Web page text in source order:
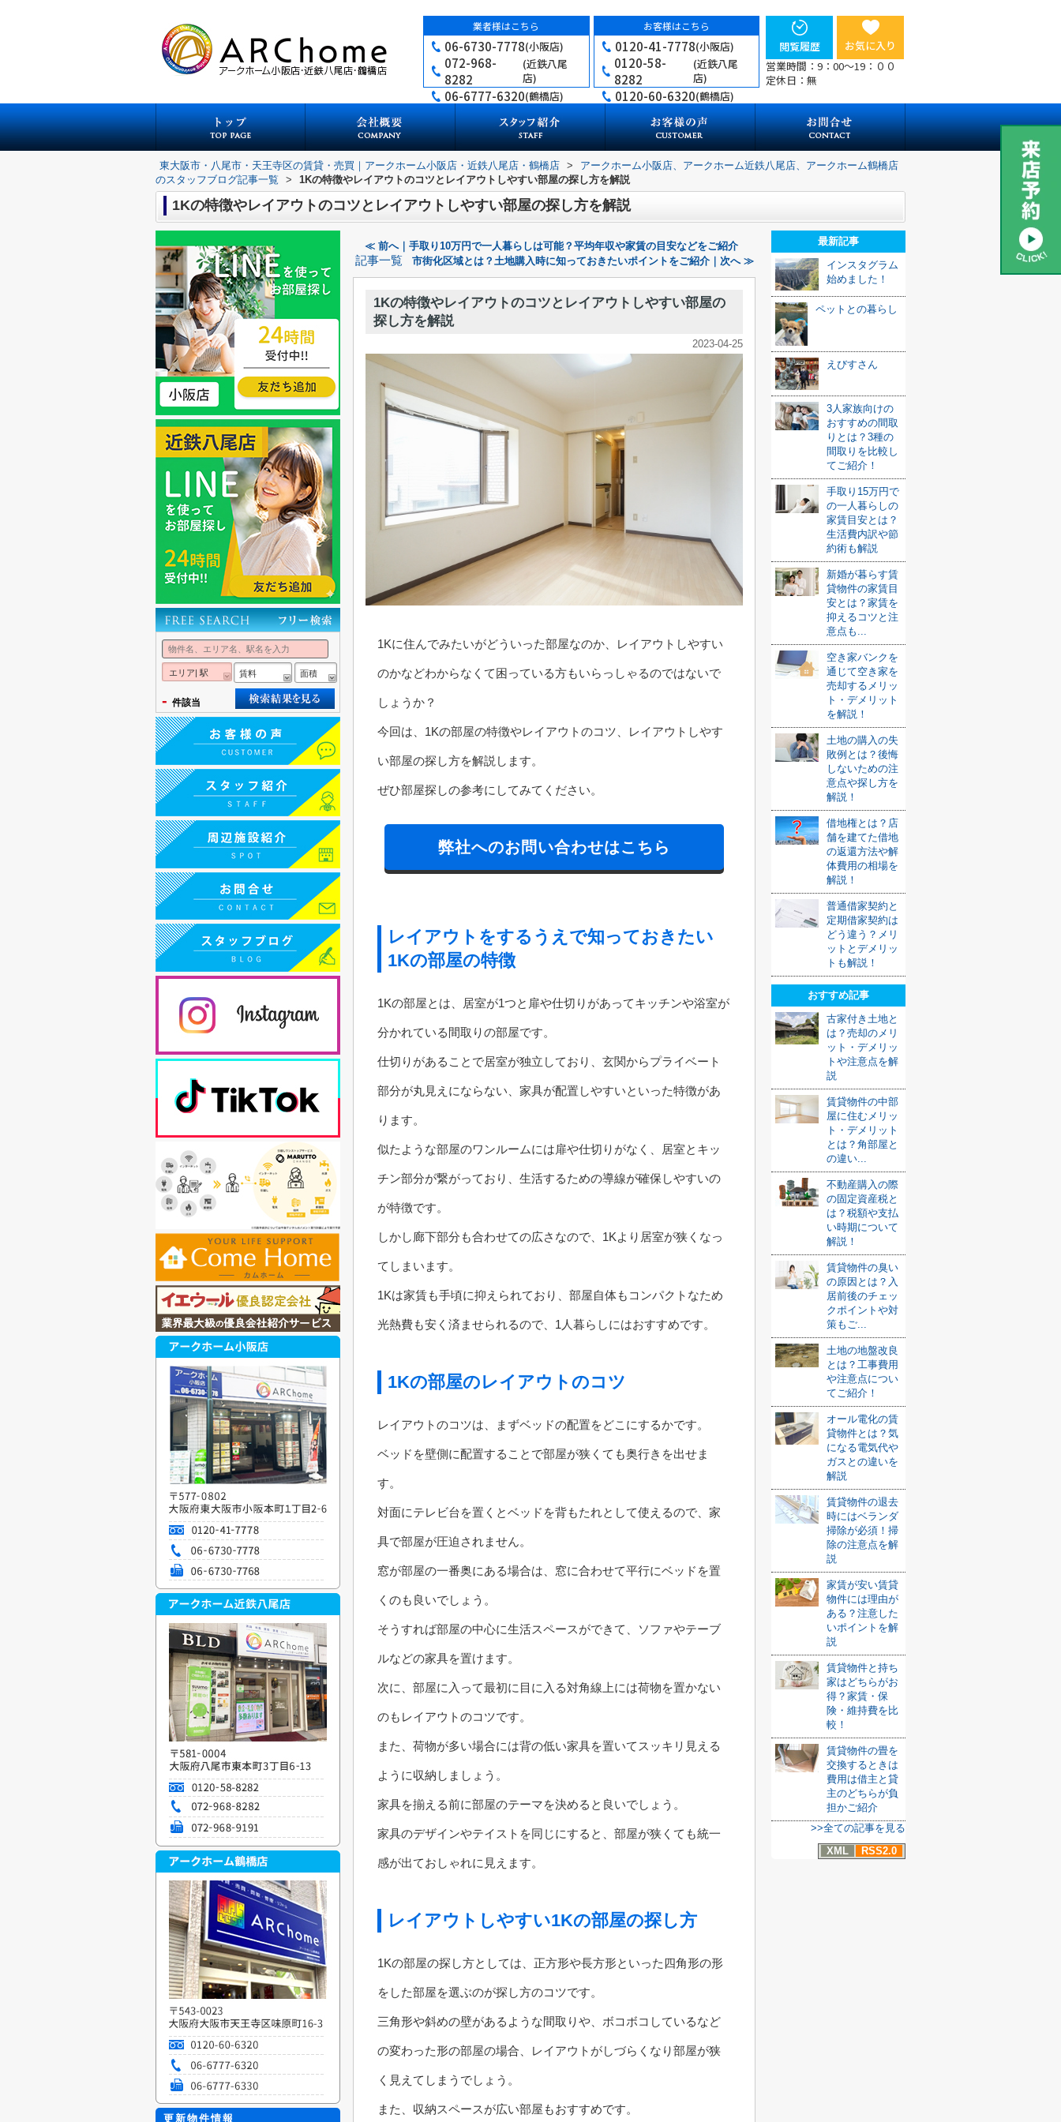
業者様はこちら
06-6730-7778(小阪店)
072-968-
8282
(近鉄八尾
店)
06-6777-6320(鶴橋店)
お客様はこちら
0120-41-7778(小阪店)
0120-58-
8282
(近鉄八尾
店)
0120-60-6320(鶴橋店)
閲覧履歴
お気に入り
営業時間：9：00～19：００
定休日：無
東大阪市・八尾市・天王寺区の賃貸・売買｜アークホーム小阪店・近鉄八尾店・鶴橋店 >
アークホーム小阪店、アークホーム近鉄八尾店、アークホーム鶴橋店
のスタッフブログ記事一覧
> 1Kの特徴やレイアウトのコツとレイアウトしやすい部屋の探し方を解説
1Kの特徴やレイアウトのコツとレイアウトしやすい部屋の探し方を解説
≪ 前へ｜手取り10万円で一人暮らしは可能？平均年収や家賃の目安などをご紹介
記事一覧 市街化区域とは？土地購入時に知っておきたいポイントをご紹介｜次へ ≫
1Kの特徴やレイアウトのコツとレイアウトしやすい部屋の
探し方を解説
2023-04-25
1Kに住んでみたいがどういった部屋なのか、レイアウトしやすい
のかなどわからなくて困っている方もいらっしゃるのではないで
しょうか？
今回は、1Kの部屋の特徴やレイアウトのコツ、レイアウトしやす
い部屋の探し方を解説します。
ぜひ部屋探しの参考にしてみてください。
弊社へのお問い合わせはこちら
レイアウトをするうえで知っておきたい
1Kの部屋の特徴
1Kの部屋とは、居室が1つと扉や仕切りがあってキッチンや浴室が
分かれている間取りの部屋です。
仕切りがあることで居室が独立しており、玄関からプライベート
部分が丸見えにならない、家具が配置しやすいといった特徴があ
ります。
似たような部屋のワンルームには扉や仕切りがなく、居室とキッ
チン部分が繋がっており、生活するための導線が確保しやすいの
が特徴です。
しかし廊下部分も合わせての広さなので、1Kより居室が狭くなっ
てしまいます。
1Kは家賃も手頃に抑えられており、部屋自体もコンパクトなため
光熱費も安く済ませられるので、1人暮らしにはおすすめです。
1Kの部屋のレイアウトのコツ
レイアウトのコツは、まずベッドの配置をどこにするかです。
ベッドを壁側に配置することで部屋が狭くても奥行きを出せま
す。
対面にテレビ台を置くとベッドを背もたれとして使えるので、家
具で部屋が圧迫されません。
窓が部屋の一番奥にある場合は、窓に合わせて平行にベッドを置
くのも良いでしょう。
そうすれば部屋の中心に生活スペースができて、ソファやテーブ
ルなどの家具を置けます。
次に、部屋に入って最初に目に入る対角線上には荷物を置かない
のもレイアウトのコツです。
また、荷物が多い場合には背の低い家具を置いてスッキリ見える
ように収納しましょう。
家具を揃える前に部屋のテーマを決めると良いでしょう。
家具のデザインやテイストを同じにすると、部屋が狭くても統一
感が出ておしゃれに見えます。
レイアウトしやすい1Kの部屋の探し方
1Kの部屋の探し方としては、正方形や長方形といった四角形の形
をした部屋を選ぶのが探し方のコツです。
三角形や斜めの壁があるような間取りや、ボコボコしているなど
の変わった形の部屋の場合、レイアウトがしづらくなり部屋が狭
く見えてしまうでしょう。
また、収納スペースが広い部屋もおすすめです。
最新記事
インスタグラム
始めました！
ペットとの暮らし
えびすさん
3人家族向けの
おすすめの間取
りとは？3種の
間取りを比較し
てご紹介！
手取り15万円で
の一人暮らしの
家賃目安とは？
生活費内訳や節
約術も解説
新婚が暮らす賃
貸物件の家賃目
安とは？家賃を
抑えるコツと注
意点も...
空き家バンクを
通じて空き家を
売却するメリッ
ト・デメリット
を解説！
土地の購入の失
敗例とは？後悔
しないための注
意点や探し方を
解説！
借地権とは？店
舗を建てた借地
の返還方法や解
体費用の相場を
解説！
普通借家契約と
定期借家契約は
どう違う？メリ
ットとデメリッ
トも解説！
おすすめ記事
古家付き土地と
は？売却のメリ
ット・デメリッ
トや注意点を解
説
賃貸物件の中部
屋に住むメリッ
ト・デメリット
とは？角部屋と
の違い...
不動産購入の際
の固定資産税と
は？税額や支払
い時期について
解説！
賃貸物件の臭い
の原因とは？入
居前後のチェッ
クポイントや対
策もご...
土地の地盤改良
とは？工事費用
や注意点につい
てご紹介！
オール電化の賃
貸物件とは？気
になる電気代や
ガスとの違いを
解説
賃貸物件の退去
時にはベランダ
掃除が必須！掃
除の注意点を解
説
家賃が安い賃貸
物件には理由が
ある？注意した
いポイントを解
説
賃貸物件と持ち
家はどちらがお
得？家賃・保
険・維持費を比
較！
賃貸物件の畳を
交換するときは
費用は借主と貸
主のどちらが負
担かご紹介
>>全ての記事を見る
XML
RSS2.0
エリア| 駅 賃料 面積
- 件該当
更新物件情報